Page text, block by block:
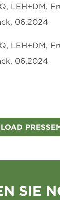
LEH+DM,
06.2024
LEH+DM,
06.2024
SIE